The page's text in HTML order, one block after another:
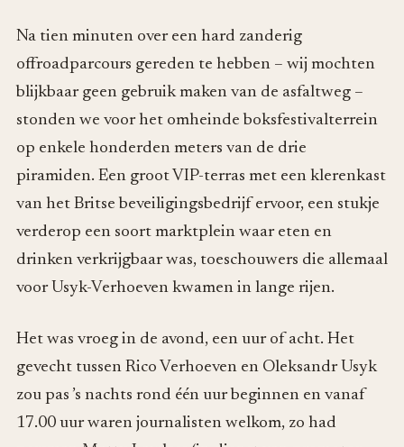
Na tien minuten over een hard zanderig
offroadparcours gereden te hebben – wij mochten
blijkbaar geen gebruik maken van de asfaltweg –
stonden we voor het omheinde boksfestivalterrein
op enkele honderden meters van de drie
piramiden. Een groot VIP-terras met een klerenkast
van het Britse beveiligingsbedrijf ervoor, een stukje
verderop een soort marktplein waar eten en
drinken verkrijgbaar was, toeschouwers die allemaal
voor Usyk-Verhoeven kwamen in lange rijen.
Het was vroeg in de avond, een uur of acht. Het
gevecht tussen Rico Verhoeven en Oleksandr Usyk
zou pas ’s nachts rond één uur beginnen en vanaf
17.00 uur waren journalisten welkom, zo had